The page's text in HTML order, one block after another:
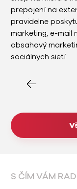
prepojení na
pravidelne
marketing, e-mail
obsahový
sociálnych sietí.
S ČÍM VÁM